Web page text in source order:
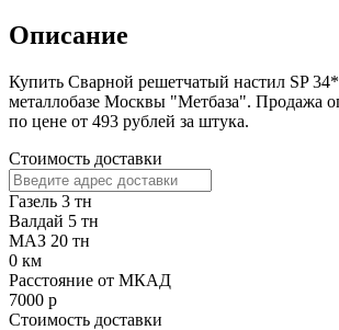
Описание
Купить Сварной решетчатый настил SP
металлобазе Москвы "Метбаза". Продажа
по цене от 493 рублей за штука.
Стоимость доставки
Газель 3 тн
Валдай 5 тн
МАЗ 20 тн
0 км
Расстояние от МКАД
7000 р
Стоимость доставки